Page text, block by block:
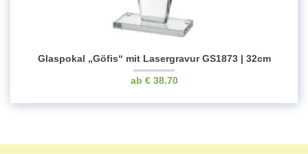
Glaspokal „Göfis“ mit Lasergravur GS1873 | 32cm
€38.70